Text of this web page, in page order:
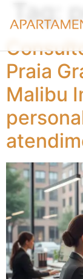
Tag:
Praia
Malibu